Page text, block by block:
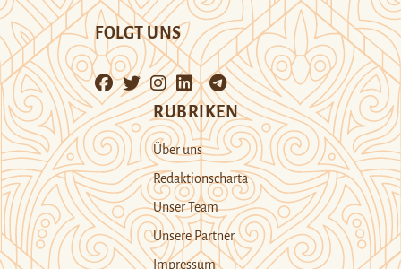
FOLGT UNS
RUBRIKEN
Über uns
Redaktionscharta
Unser Team
Unsere Partner
Impressum